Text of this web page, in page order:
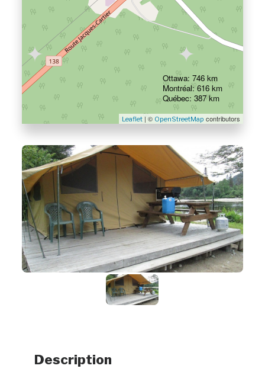
Leaflet| © OpenStreetMap contributors
Ottawa: 746 km
Montréal: 616 km
Québec: 387 km
Description